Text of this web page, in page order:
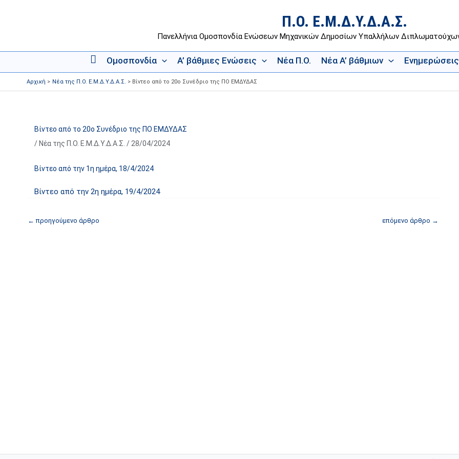
Π.Ο. Ε.Μ.Δ.Υ.Δ.Α.Σ.
Πανελλήνια Ομοσπονδία Ενώσεων Μηχανικών Δημοσίων Υπαλλήλων
Α
ρ
χ
ή
Ομοσπονδία Α’ βάθμιες Ενώσεις Νέα Π.Ο. Νέα Α’ βάθμιων Ενημερώσεις
Αρχική Νέα της Π.Ο. Ε.Μ.Δ.Υ.Δ.Α.Σ. Βίντεο από το 20ο Συνέδριο της ΠΟ ΕΜΔΥΔΑΣ
Βίντεο από το 20ο Συνέδριο της ΠΟ ΕΜΔΥΔΑΣ
/ Νέα της Π.Ο. Ε.Μ.Δ.Υ.Δ.Α.Σ. / 28/04/2024
Βίντεο από την 1η ημέρα, 18/4/2024
Βίντεο από την 2η ημέρα, 19/4/2024
← προηγούμενο άρθρο επόμενο άρθρο →